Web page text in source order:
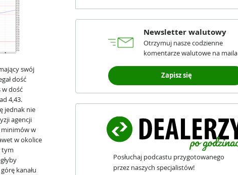
swój
dość
w dość
4,43.
jednak nie
agencji
minimów w
w okolice
tym
kanału
Newsletter walutowy
Otrzymuj nasze codzienne
komentarze walutowe na maila
Zapisz się
Posłuchaj podcastu przygotowanego
przez naszych specjalistów!